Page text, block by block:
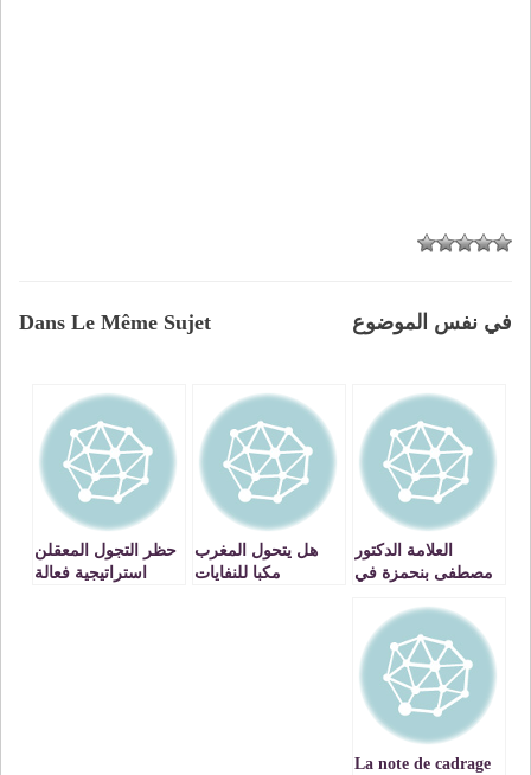
Dans Le Même Sujet في نفس الموضوع
العلامة الدكتور
مصطفى بنحمزة في
VIDEO
هل يتحول المغرب
مكبا للنفايات
حظر التجول المعقلن
استراتيجية فعالة
La note de cadrage